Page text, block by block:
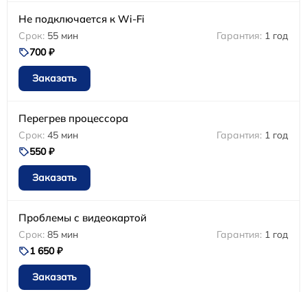
Не подключается к Wi-Fi
55 мин
1 год
700 ₽
Заказать
Перегрев процессора
45 мин
1 год
550 ₽
Заказать
Проблемы с видеокартой
85 мин
1 год
1 650 ₽
Заказать